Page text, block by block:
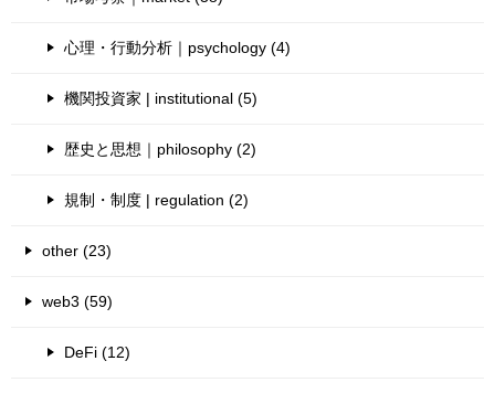
心理・行動分析｜psychology (4)
機関投資家 | institutional (5)
歴史と思想｜philosophy (2)
規制・制度 | regulation (2)
other (23)
web3 (59)
DeFi (12)